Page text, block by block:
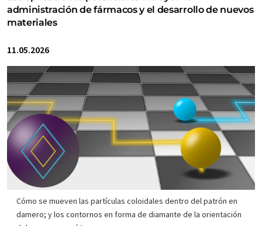
administración de fármacos y el desarrollo de nuevos
materiales
11.05.2026
Cómo se mueven las partículas coloidales dentro del patrón en
damero; y los contornos en forma de diamante de la orientación